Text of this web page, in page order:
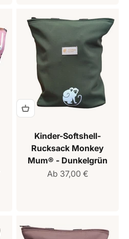
Kinder-Softshell-
Rucksack Monkey
Mum® - Dunkelgrün
Verkaufspreis
Ab 37,00 €